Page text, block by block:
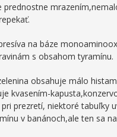
prednostne
na báze
s obsahom tyramínu.
obsahuje málo
kvasením-
prezretí, niektoré tabuľky
v banánoch,ale ten sa